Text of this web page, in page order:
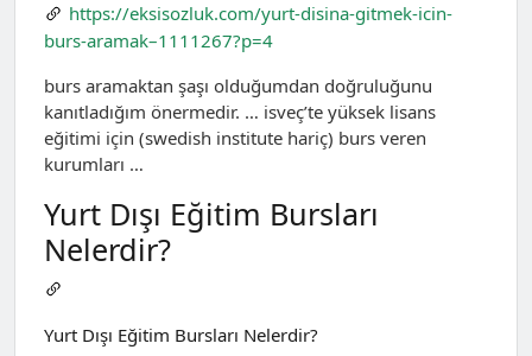
https://eksisozluk.com/yurt-disina-gitmek-icin-
burs-aramak–1111267?p=4
burs aramaktan şaşı olduğumdan doğruluğunu
kanıtladığım önermedir. … isveç’te yüksek lisans
eğitimi için (swedish institute hariç) burs veren
kurumları …
Yurt Dışı Eğitim Bursları
Nelerdir?
Yurt Dışı Eğitim Bursları Nelerdir?